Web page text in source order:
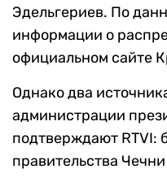
Эдельгериев. По
информации о
официальном сайте
Однако два
администрации
подтверждают RTVI:
правительства